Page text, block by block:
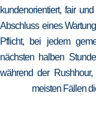
kundenorientiert, fair
Abschluss eines
Pflicht, bei jedem
nächsten halben
während der
meisten Fällen